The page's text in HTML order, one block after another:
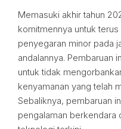
Memasuki akhir tahun
komitmennya untuk
penyegaran minor pada
andalannya. Pembaruan
untuk tidak
kenyamanan yang telah
Sebaliknya, pembaruan
pengalaman berkendara